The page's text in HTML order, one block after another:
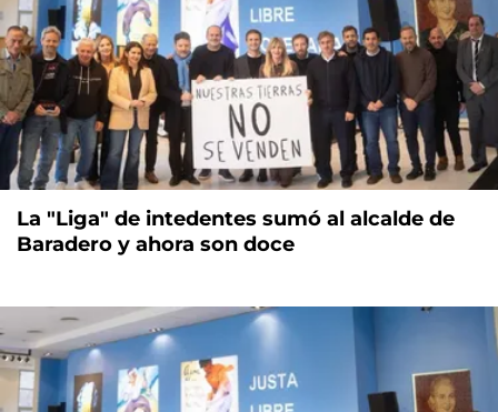
La "Liga" de intedentes sumó al alcalde de
Baradero y ahora son doce